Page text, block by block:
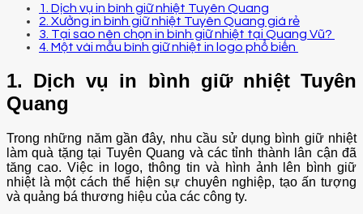
1. Dịch vụ in bình giữ nhiệt Tuyên Quang
2. Xưởng in bình giữ nhiệt Tuyên Quang giá rẻ
3. Tại sao nên chọn in bình giữ nhiệt tại Quang Vũ?
4. Một vài mẫu bình giữ nhiệt in logo phổ biến
1. Dịch vụ in bình giữ nhiệt Tuyên
Quang
Trong những năm gần đây, nhu cầu sử dụng bình giữ nhiệt
làm quà tặng tại Tuyên Quang và các tỉnh thành lân cận đã
tăng cao. Việc in logo, thông tin và hình ảnh lên bình giữ
nhiệt là một cách thể hiện sự chuyên nghiệp, tạo ấn tượng
và quảng bá thương hiệu của các công ty.